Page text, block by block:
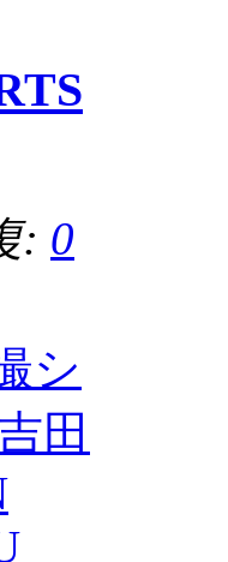
: 0